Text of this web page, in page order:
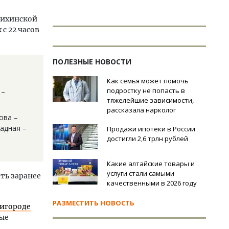
22 часов
–
–
заранее
ПОЛЕЗНЫЕ НОВОСТИ
Как семья может помочь
подростку не попасть в
тяжелейшие зависимости,
рассказала нарколог
Продажи ипотеки в России
достигли 2,6 трлн рублей
Какие алтайские товары и
услуги стали самыми
качественными в 2026 году
РАЗМЕСТИТЬ НОВОСТЬ